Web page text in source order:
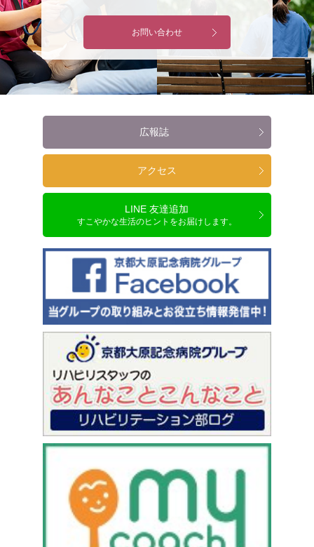
お問い合わせ
広報誌
アクセス
LINE 友達追加
すこやかな生活のヒントをお届けします。